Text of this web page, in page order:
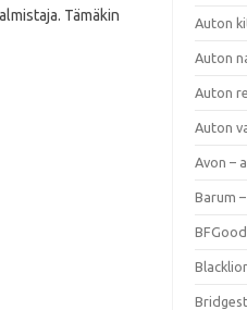
Tämäkin
Auton
Auton
Auton
Auton
Avon –
Barum